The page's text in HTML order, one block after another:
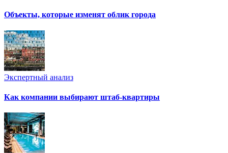
Объекты, которые изменят облик города
Экспертный анализ
Как компании выбирают штаб-квартиры